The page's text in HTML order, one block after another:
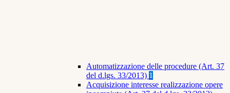
Automatizzazione delle procedure (Art. 37
del d.lgs. 33/2013) 1
Acquisizione interesse realizzazione opere